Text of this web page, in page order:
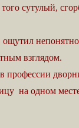
сутулый,
взглядом.
на одном месте,